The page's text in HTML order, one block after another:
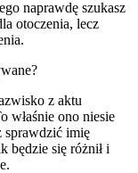
naprawdę szukasz
otoczenia, lecz
z aktu
właśnie ono niesie
sprawdzić imię
będzie się różnił i